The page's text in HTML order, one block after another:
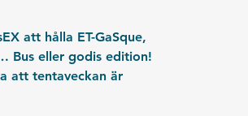
att hålla ET-GaSque,
Bus eller godis edition!
att tentaveckan är